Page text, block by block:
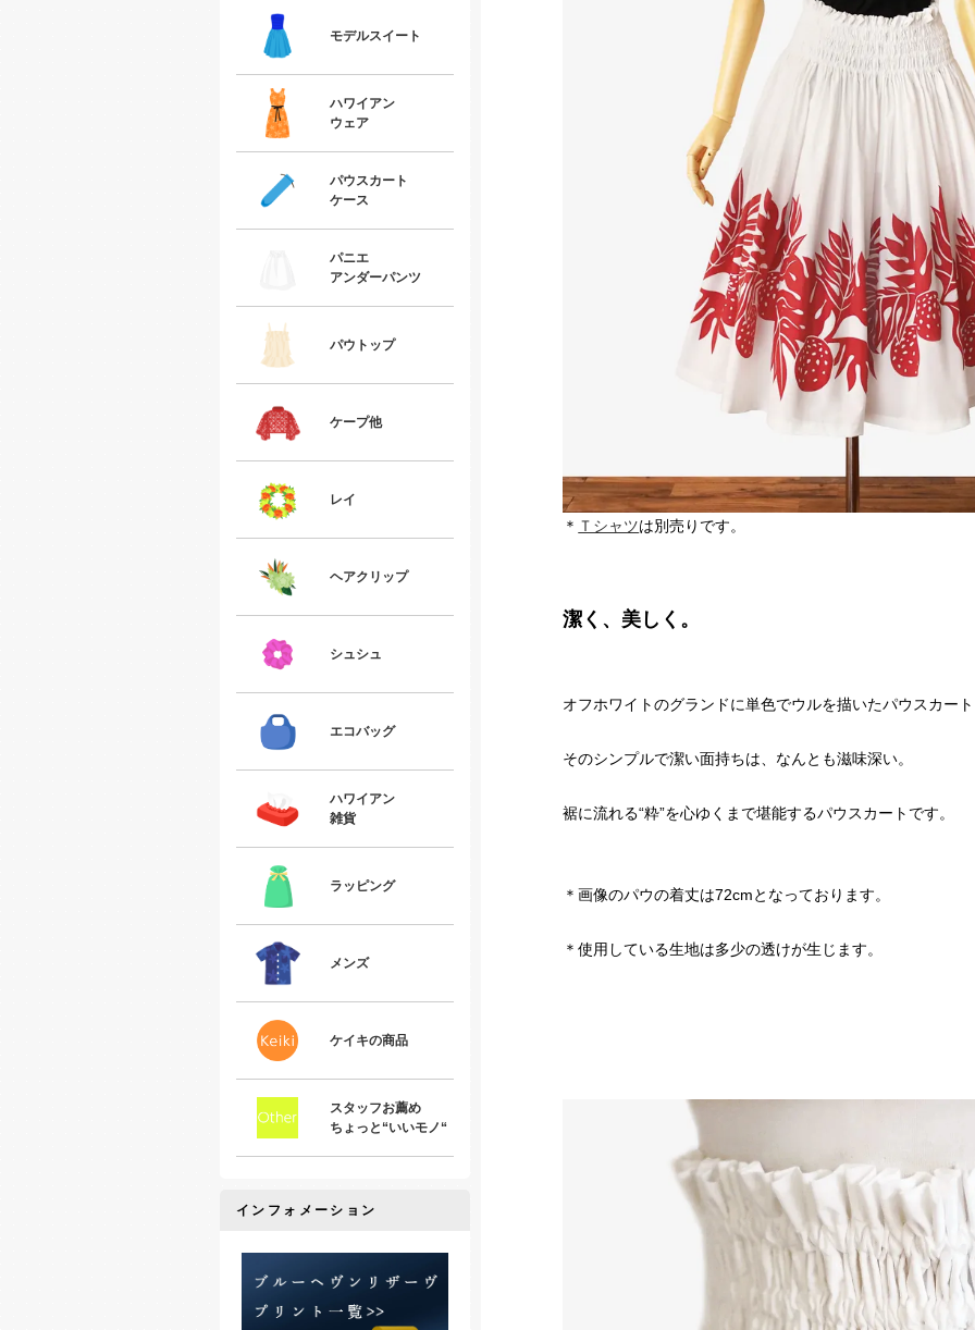
＊ Ｔシャツは別売りです。
潔く、美しく。
オフホワイトのグランドに単色でウルを描いたパウスカー
そのシンプルで潔い面持ちは、なんとも滋味深い。
裾に流れる“粋”を心ゆくまで堪能するパウスカートです。
＊画像のパウの着丈は72cmとなっております。
＊使用している生地は多少の透けが生じます。
モデルスイート
ハワイアン
ウェア
パウスカート
ケース
パニエ
アンダーパンツ
パウトップ
ケープ他
レイ
ヘアクリップ
シュシュ
エコバッグ
ハワイアン
雑貨
ラッピング
メンズ
ケイキの商品
スタッフお薦め
ちょっと“いいモノ“
インフォメーション